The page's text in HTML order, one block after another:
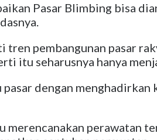
Pasar Blimbing bisa
pembangunan pasar
itu seharusnya hanya
pasar dengan
merencanakan perawatan